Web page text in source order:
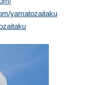
yamatozaitaku